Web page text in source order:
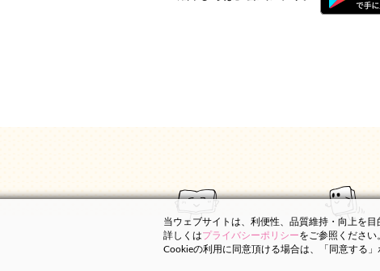
当ウェブサイトは、利便性、品質維持・向上を目
詳しくはプライバシーポリシーをご参照ください
Cookieの利用に同意頂ける場合は、「同意する」